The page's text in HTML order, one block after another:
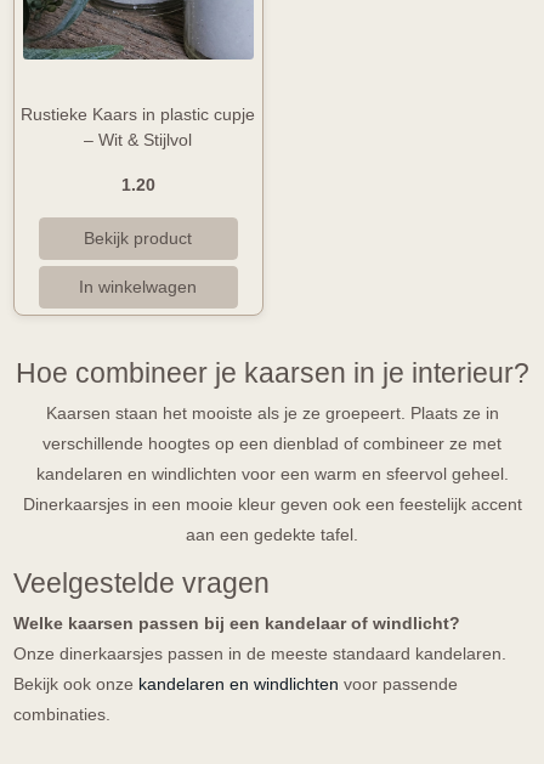
Rustieke Kaars in plastic cupje
– Wit & Stijlvol
1.20
Hoe combineer je kaarsen in je interieur?
Kaarsen staan het mooiste als je ze groepeert. Plaats ze in
verschillende hoogtes op een dienblad of combineer ze met
kandelaren en windlichten voor een warm en sfeervol geheel.
Dinerkaarsjes in een mooie kleur geven ook een feestelijk accent
aan een gedekte tafel.
Veelgestelde vragen
Welke kaarsen passen bij een kandelaar of windlicht?
Onze dinerkaarsjes passen in de meeste standaard kandelaren.
Bekijk ook onze kandelaren en windlichten voor passende
combinaties.